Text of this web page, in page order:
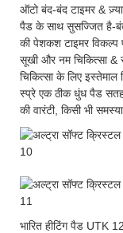
ऑटो बंद-बंद टाइमर &
पैड के साथ सुसज्जित है-
की पेशकश टाइमर विकल्प
सूखी और नम चिकित्सा &
चिकित्सा के लिए
स्प्रे एक ठीक धुंध पैड
की वारंटी, किसी भी
भारित हीटिंग पैड UTK